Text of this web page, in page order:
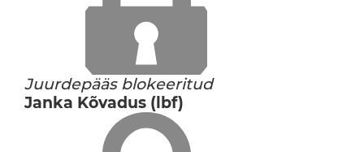
Juurdepääs blokeeritud
Janka Kõvadus (lbf)